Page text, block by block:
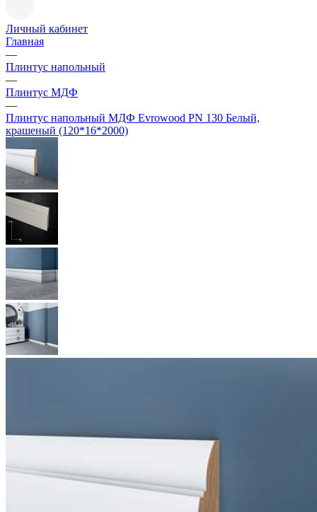
Личный кабинет
Главная
—
Плинтус напольный
—
Плинтус МДФ
—
Плинтус напольный МДФ Evrowood PN 130 Белый,
крашеный (120*16*2000)